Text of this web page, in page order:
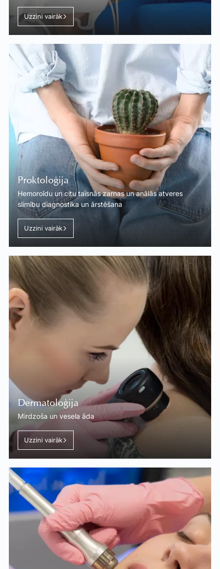
Uzzini vairāk
Proktoloģija
Hemoroīdu un citu taisnās zarnas un anālās atveres
slimību diagnostika un ārstēšana
Uzzini vairāk
Dermatoloģija
Mirdzoša un vesela āda
Uzzini vairāk